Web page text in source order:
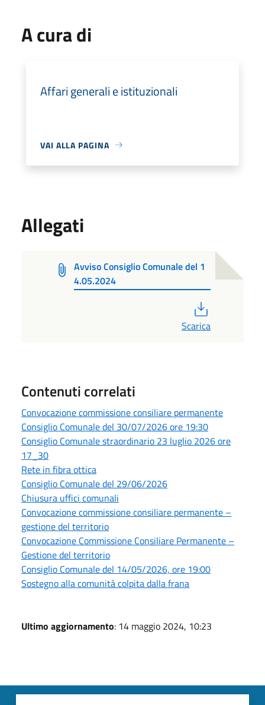
A cura di
Affari generali e istituzionali
VAI ALLA PAGINA
Allegati
Avviso Consiglio Comunale del 1
4.05.2024
Scarica
Contenuti correlati
Convocazione commissione consiliare permanente
Consiglio Comunale del 30/07/2026 ore 19:30
Consiglio Comunale straordinario 23 luglio 2026 ore
17_30
Rete in fibra ottica
Consiglio Comunale del 29/06/2026
Chiusura uffici comunali
Convocazione commissione consiliare permanente –
gestione del territorio
Convocazione Commissione Consiliare Permanente –
Gestione del territorio
Consiglio Comunale del 14/05/2026, ore 19:00
Sostegno alla comunità colpita dalla frana
Ultimo aggiornamento: 14 maggio 2024, 10:23